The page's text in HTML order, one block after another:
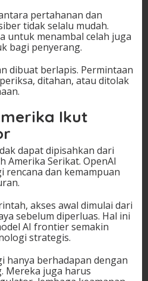
pertahanan dan
tidak selalu mudah.
untuk menambal celah juga
bagi penyerang.
dibuat berlapis. Permintaan
ditahan, atau ditolak
Ikut
dapat dipisahkan dari
Amerika Serikat. OpenAI
rencana dan kemampuan
akses awal dimulai dari
sebelum diperluas. Hal ini
AI frontier semakin
strategis.
hanya berhadapan dengan
Mereka juga harus